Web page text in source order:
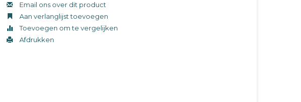
Email ons over dit product
Aan verlanglijst toevoegen
Toevoegen om te vergelijken
Afdrukken